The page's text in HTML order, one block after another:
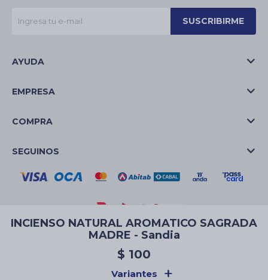
INCIENSO NATURAL AROMATICO SAGRADA
MADRE - Sandia
$ 100
Variantes
SUSCRIBIRME
AYUDA
EMPRESA
COMPRA
SEGUINOS
© Copyright 2026 / La Casa de las Velas